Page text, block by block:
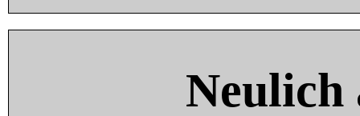
Neulich